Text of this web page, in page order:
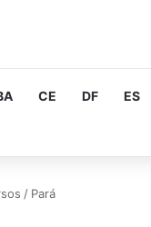
CE DF ES
/ Pará